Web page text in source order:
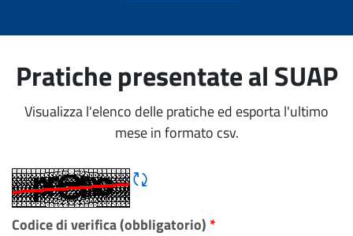
Pratiche presentate al SUAP
Visualizza l'elenco delle pratiche ed esporta l'ultimo
mese in formato csv.
Rigene CAPTCHA
Codice di verifica (obbligatorio) *